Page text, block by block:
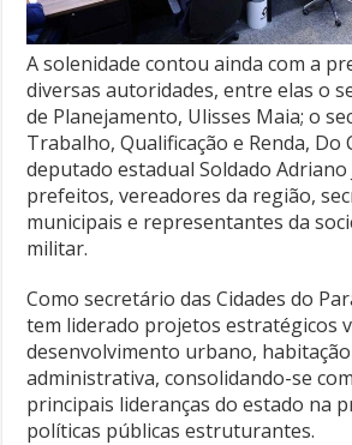
A solenidade contou ainda com a
diversas autoridades, entre elas o
de Planejamento, Ulisses Maia; o
Trabalho, Qualificação e Renda, Do
deputado estadual Soldado Adriano
prefeitos, vereadores da região,
municipais e representantes da
militar.
Como secretário das Cidades do
tem liderado projetos estratégicos
desenvolvimento urbano,
administrativa, consolidando-se
principais lideranças do estado na
políticas públicas estruturantes.